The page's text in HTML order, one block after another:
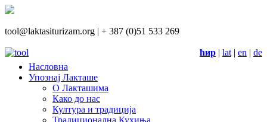
tool@laktasiturizam.org | + 387 (0)51 533 269
ћир | lat | en | de
Насловна
Упознај Лакташе
О Лакташима
Како до нас
Култура и традиција
Традиционална Кухиња